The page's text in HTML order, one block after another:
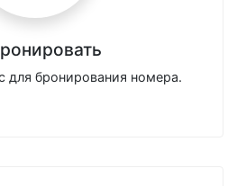
для бронирования номера.